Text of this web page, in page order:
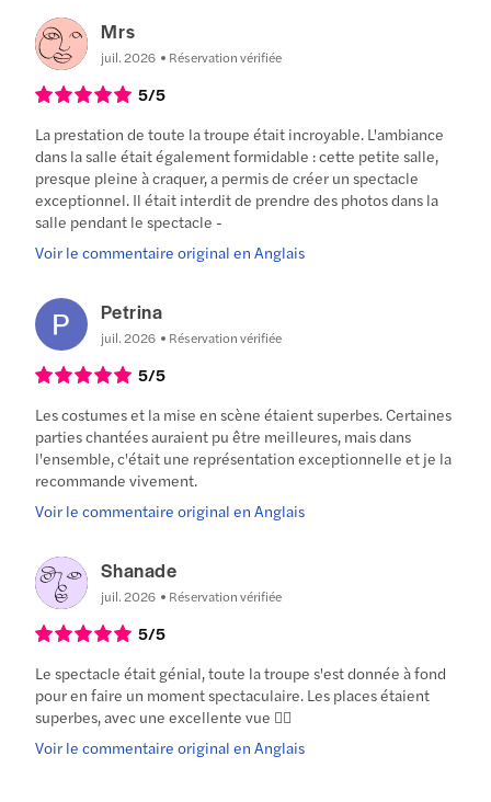
Mrs
juil. 2026 Réservation vérifiée
5/5
La prestation de toute la troupe était incroyable. L'ambiance
dans la salle était également formidable : cette petite salle,
presque pleine à craquer, a permis de créer un spectacle
exceptionnel. Il était interdit de prendre des photos dans la
salle pendant le spectacle -
Voir le commentaire original en Anglais
Petrina
juil. 2026 Réservation vérifiée
5/5
Les costumes et la mise en scène étaient superbes. Certaines
parties chantées auraient pu être meilleures, mais dans
l'ensemble, c'était une représentation exceptionnelle et je la
recommande vivement.
Voir le commentaire original en Anglais
Shanade
juil. 2026 Réservation vérifiée
5/5
Le spectacle était génial, toute la troupe s'est donnée à fond
pour en faire un moment spectaculaire. Les places étaient
superbes, avec une excellente vue 👍🏻
Voir le commentaire original en Anglais